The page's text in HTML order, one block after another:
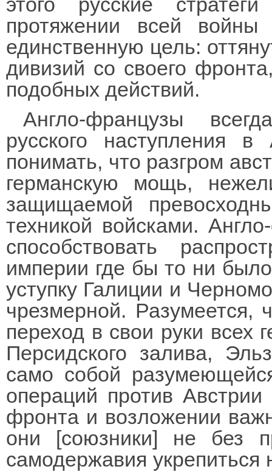
протяжении всей войны
единственную цель:
дивизий со своего
подобных действий.
Англо-французы
русского наступления
понимать, что разгром
германскую мощь,
защищаемой
техникой войсками.
способствовать
империи где бы то ни
уступку Галиции и
чрезмерной. Разумеется,
переход в свои руки всех
Персидского залива,
само собой
операций против
фронта и возложении
они [союзники] не без
самодержавия укрепиться